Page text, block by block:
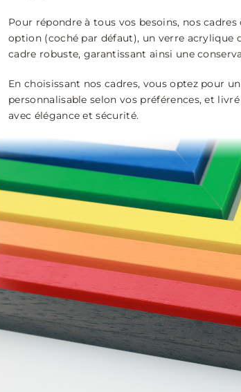
Pour répondre à tous vos besoins, nos
option (coché par défaut), un verre acrylique
cadre robuste, garantissant ainsi une
En choisissant nos cadres, vous optez pour
personnalisable selon vos préférences, et
avec élégance et sécurité.